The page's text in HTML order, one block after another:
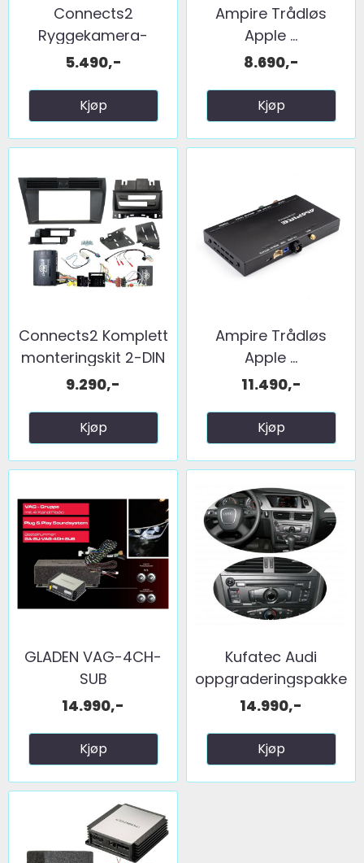
Connects2
Ryggekamera-
Adapter Audi ...
5.490,-
Kjøp
Ampire Trådløs
Apple ...
8.690,-
Kjøp
Connects2 Komplett
monteringskit 2-DIN
...
9.290,-
Kjøp
Ampire Trådløs
Apple ...
11.490,-
Kjøp
GLADEN VAG-4CH-
SUB
14.990,-
Kjøp
Kufatec Audi
oppgraderingspakke
A4 (8K) ...
14.990,-
Kjøp